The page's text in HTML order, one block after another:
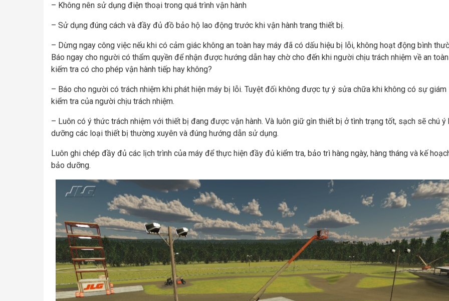
– Không nên sử dụng điện thoại trong quá trình vận hành
– Sử dụng đúng cách và đầy đủ đồ bảo hộ lao động trước khi vận hành trang thiết bị.
– Dừng ngay công việc nếu khi có cảm giác không an toàn hay máy đã có dấu hiệu bị lỗi, không hoạt động bình
Báo ngay cho người có thẩm quyền để nhận được hướng dẫn hay chờ cho đến khi người chịu trách nhiệm về an toàn
kiếm tra có cho phép vận hành tiếp hay không?
– Báo cho người có trách nhiệm khi phát hiện máy bị lỗi. Tuyệt đối không được tự ý sửa chữa khi không có sự giám
kiểm tra của người chịu trách nhiệm.
– Luôn có ý thức trách nhiệm với thiết bị đang được vận hành. Và luôn giữ gìn thiết bị ở tình trạng tốt, sạch sẽ chú ý
dưỡng các loại thiết bị thường xuyên và đúng hướng dẫn sử dụng.
Luôn ghi chép đầy đủ các lịch trình của máy để thực hiện đầy đủ kiểm tra, bảo trì hàng ngày, hàng tháng và kế
bảo dưỡng.